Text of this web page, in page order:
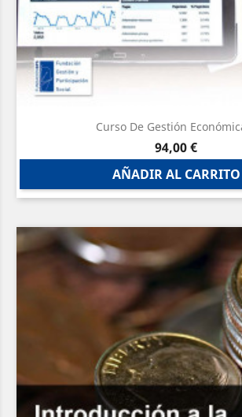
Curso De Gestión
Precio
94,00 €
AÑADIR AL CARRITO